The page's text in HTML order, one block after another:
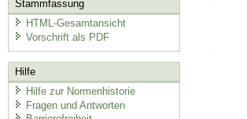
Stammfassung
HTML-Gesamtansicht
Vorschrift als PDF
Hilfe
Hilfe zur Normenhistorie
Fragen und Antworten